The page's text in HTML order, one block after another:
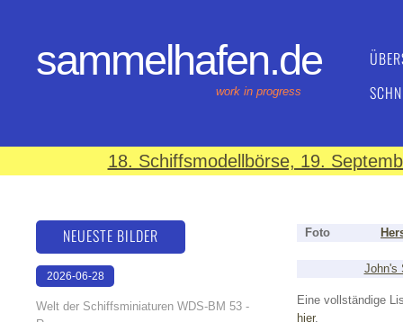
sammelhafen.de
work in progress
18. Schiffsmodellbörse, 19.
Foto
John's
Eine vollständige
hier.
NEUESTE BILDER
2026-06-28
Welt der Schiffsminiaturen WDS-BM 53 -